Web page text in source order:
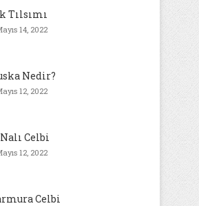
Tılsımı
14, 2022
Nedir?
12, 2022
Celbi
12, 2022
Celbi